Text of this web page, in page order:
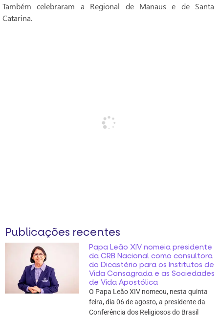
Também celebraram a Regional de Manaus e de Santa
Catarina.
Publicações recentes
Papa Leão XIV nomeia presidente
da CRB Nacional como consultora
do Dicastério para os Institutos de
Vida Consagrada e as Sociedades
de Vida Apostólica
O Papa Leão XIV nomeou, nesta quinta
feira, dia 06 de agosto, a presidente da
Conferência dos Religiosos do Brasil